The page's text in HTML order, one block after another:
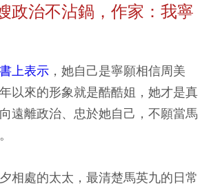
政治不沾鍋，作家：我寧
上表示 ，她自己是寧願相信周美
以來的形象就是酷酷姐，她才是真
遠離政治、忠於她自己，不願當馬
相處的太太，最清楚馬英九的日常